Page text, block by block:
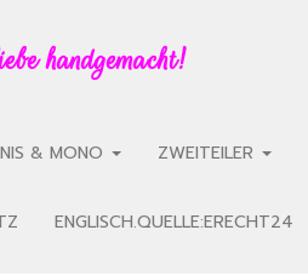
handgemacht!
& MONO ZWEITEILER
ENGLISCH.QUELLE:ERECHT24